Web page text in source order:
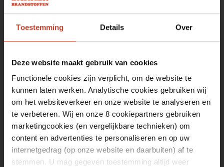
Toestemming Details Over
Deze website maakt gebruik van cookies
Functionele cookies zijn verplicht, om de website te
kunnen laten werken. Analytische cookies gebruiken wij
om het websiteverkeer en onze website te analyseren en
te verbeteren. Wij en onze 8 cookiepartners gebruiken
marketingcookies (en vergelijkbare technieken) om
content en advertenties te personaliseren en op uw
internetgedrag (op onze website en daarbuiten) af te
stemmen. U mag gegeven toestemming altijd weer
Maandag
13:00 tot 17:00
Dinsdag
08:00 tot 17:00
08:00 tot 17:00
Vrijdag
08:00 tot 17:00
Zaterdag
09:30 tot 12:00
Zondag
Gesloten
Navigatie